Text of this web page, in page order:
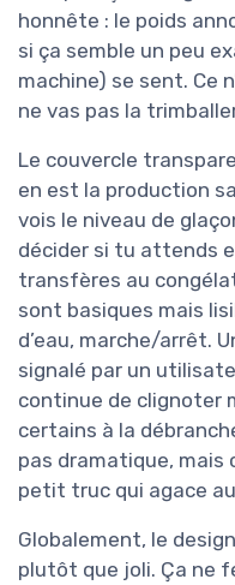
honnête : le poids
si ça semble un peu
machine) se sent. Ce
ne vas pas la
Le couvercle
en est la production
vois le niveau de
décider si tu attends
transfères au
sont basiques mais
d’eau, marche/arrêt.
signalé par un
continue de clignoter
certains à la
pas dramatique, mais
petit truc qui agace
Globalement, le
plutôt que joli. Ça ne